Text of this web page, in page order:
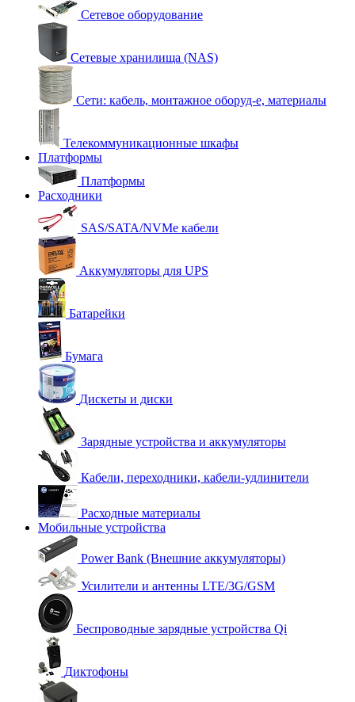
Сетевое оборудование
Сетевые хранилища (NAS)
Сети: кабель, монтажное оборуд-е, материалы
Телекоммуникационные шкафы
Платформы
Платформы
Расходники
SAS/SATA/NVMe кабели
Аккумуляторы для UPS
Батарейки
Бумага
Дискеты и диски
Зарядные устройства и аккумуляторы
Кабели, переходники, кабели-удлинители
Расходные материалы
Мобильные устройства
Power Bank (Внешние аккумуляторы)
Усилители и антенны LTE/3G/GSM
Беспроводные зарядные устройства Qi
Диктофоны